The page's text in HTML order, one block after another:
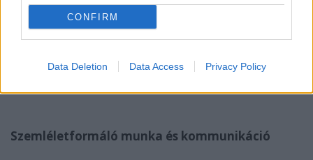
CONFIRM
Data Deletion Data Access Privacy Policy
megírásában, lebonyolításában és‒szükséges
mértékben ‒elszámolásában
Projektben részt vevő munkatársak munkájának
Kapcsolattartás partnerekkel, támogatókkal
Szemléletformáló munka és kommunikáció